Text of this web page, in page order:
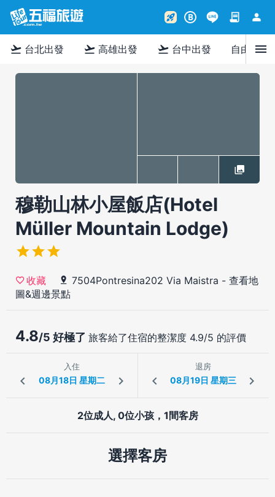
rocket_launch B contract person
flight_takeoff 台北出發 flight_takeoff 高雄出發 flight_takeoff 台中出發 自由行menu
穆勒山林小屋飯店(Hotel
Müller Mountain Lodge)
收藏 7504Pontresina202 Via Maistra - 查看地
圖&週邊景點
4.8/5 好極了 旅客給了住宿的整潔度 4.9/5 的評價
入住 退房
2位成人, 0位小孩，1間客房
選擇客房